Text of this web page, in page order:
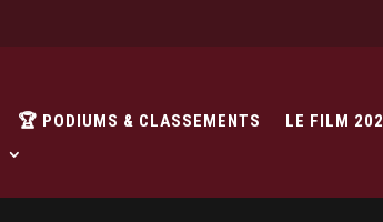
🏆 PODIUMS & CLASSEMENTS
LE FILM